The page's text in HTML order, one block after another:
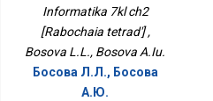
Informatika 7kl ch2
[Rabochaia tetrad'] ,
Bosova L.L., Bosova A.Iu.
Босова Л.Л., Босова
А.Ю.